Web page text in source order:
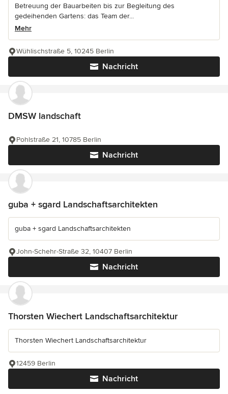
Betreuung der Bauarbeiten bis zur Begleitung des
gedeihenden Gartens: das Team der...
Mehr
Nachricht
Wühlischstraße 5, 10245 Berlin
DMSW landschaft
Nachricht
Pohlstraße 21, 10785 Berlin
guba + sgard Landschaftsarchitekten
guba + sgard Landschaftsarchitekten
Nachricht
John-Schehr-Straße 32, 10407 Berlin
Thorsten Wiechert Landschaftsarchitektur
Thorsten Wiechert Landschaftsarchitektur
Nachricht
12459 Berlin